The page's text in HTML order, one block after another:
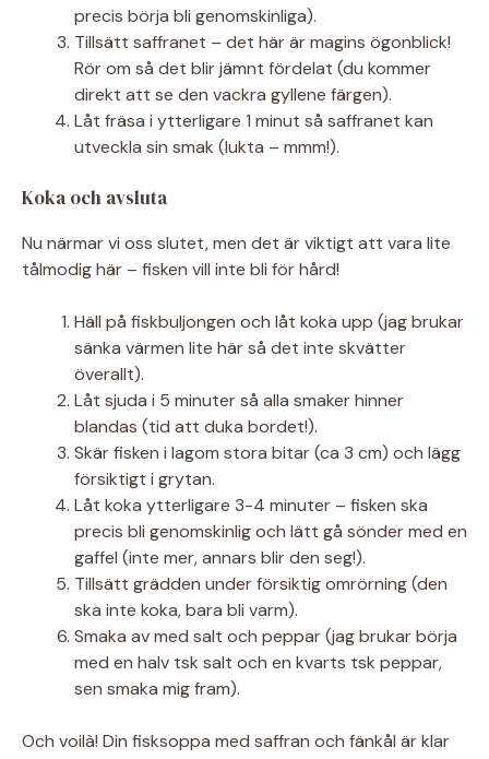
precis börja bli genomskinliga).
Tillsätt saffranet – det här är magins ögonblick!
Rör om så det blir jämnt fördelat (du kommer
direkt att se den vackra gyllene färgen).
Låt fräsa i ytterligare 1 minut så saffranet kan
utveckla sin smak (lukta – mmm!).
Koka och avsluta
Nu närmar vi oss slutet, men det är viktigt att vara lite
tålmodig här – fisken vill inte bli för hård!
Häll på fiskbuljongen och låt koka upp (jag brukar
sänka värmen lite här så det inte skvätter
överallt).
Låt sjuda i 5 minuter så alla smaker hinner
blandas (tid att duka bordet!).
Skär fisken i lagom stora bitar (ca 3 cm) och lägg
försiktigt i grytan.
Låt koka ytterligare 3-4 minuter – fisken ska
precis bli genomskinlig och lätt gå sönder med en
gaffel (inte mer, annars blir den seg!).
Tillsätt grädden under försiktig omrörning (den
ska inte koka, bara bli varm).
Smaka av med salt och peppar (jag brukar börja
med en halv tsk salt och en kvarts tsk peppar,
sen smaka mig fram).
Och voilà! Din fisksoppa med saffran och fänkål är klar